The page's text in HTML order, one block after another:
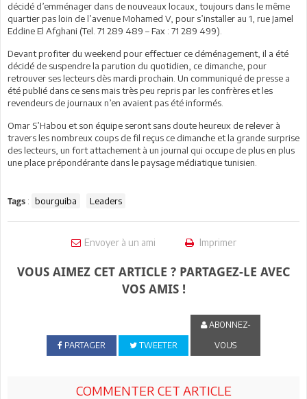
décidé d’emménager dans de nouveaux locaux, toujours dans le même
quartier pas loin de l’avenue Mohamed V, pour s’installer au 1, rue Jamel
Eddine El Afghani (Tel. 71 289 489 – Fax : 71 289 499).
Devant profiter du weekend pour effectuer ce déménagement, il a été
décidé de suspendre la parution du quotidien, ce dimanche, pour
retrouver ses lecteurs dès mardi prochain. Un communiqué de presse a
été publié dans ce sens mais très peu repris par les confrères et les
revendeurs de journaux n’en avaient pas été informés.
Omar S’Habou et son équipe seront sans doute heureux de relever à
travers les nombreux coups de fil reçus ce dimanche et la grande surprise
des lecteurs, un fort attachement à un journal qui occupe de plus en plus
une place prépondérante dans le paysage médiatique tunisien.
Tags : bourguiba Leaders
Envoyer à un ami Imprimer
VOUS AIMEZ CET ARTICLE ? PARTAGEZ-LE AVEC
VOS AMIS !
PARTAGER TWEETER
ABONNEZ-
VOUS
COMMENTER CET ARTICLE